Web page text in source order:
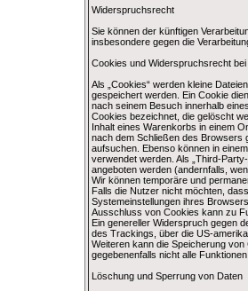
Widerspruchsrecht
Sie können der künftigen
insbesondere gegen die
Cookies und Widerspruchsrecht
Als „Cookies“ werden kleine
gespeichert werden. Ein Cookie
nach seinem Besuch innerhalb
Cookies bezeichnet, die gelöscht
Inhalt eines Warenkorbs in einem
nach dem Schließen des Browsers
aufsuchen. Ebenso können in
verwendet werden. Als „Third-
angeboten werden (andernfalls,
Wir können temporäre und
Falls die Nutzer nicht möchten,
Systemeinstellungen ihres
Ausschluss von Cookies kann zu
Ein genereller Widerspruch gegen
des Trackings, über die US-
Weiteren kann die Speicherung
gegebenenfalls nicht alle
Löschung und Sperrung von Daten